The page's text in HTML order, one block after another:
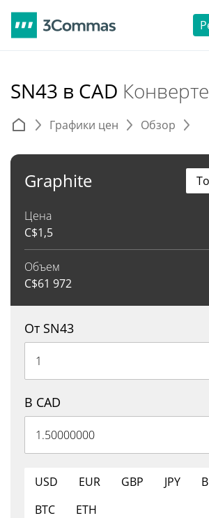
SN43 в CAD
Графики цен Обзор
Graphite
Цена
C$1,5
Объем
C$61 972
От SN43
В CAD
USD EUR GBP JPY
BTC
ETH